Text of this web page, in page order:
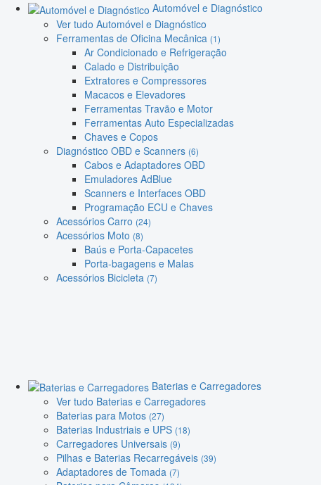
Automóvel e Diagnóstico
Ver tudo Automóvel e Diagnóstico
Ferramentas de Oficina Mecânica (1)
Ar Condicionado e Refrigeração
Calado e Distribuição
Extratores e Compressores
Macacos e Elevadores
Ferramentas Travão e Motor
Ferramentas Auto Especializadas
Chaves e Copos
Diagnóstico OBD e Scanners (6)
Cabos e Adaptadores OBD
Emuladores AdBlue
Scanners e Interfaces OBD
Programação ECU e Chaves
Acessórios Carro (24)
Acessórios Moto (8)
Baús e Porta-Capacetes
Porta-bagagens e Malas
Acessórios Bicicleta (7)
Baterias e Carregadores
Ver tudo Baterias e Carregadores
Baterias para Motos (27)
Baterias Industriais e UPS (18)
Carregadores Universais (9)
Pilhas e Baterias Recarregáveis (39)
Adaptadores de Tomada (7)